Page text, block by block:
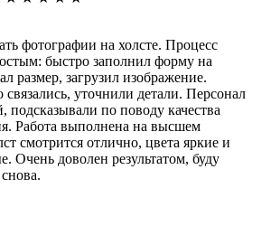
фотографии на холсте. Процесс
быстро заполнил форму на
размер, загрузил изображение.
уточнили детали. Персонал
подсказывали по поводу качества
Работа выполнена на высшем
смотрится отлично, цвета яркие и
Очень доволен результатом, буду